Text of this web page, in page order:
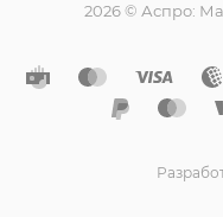
2026 © Аспро: